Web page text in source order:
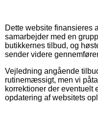
Dette website finansieres
samarbejder med en
butikkernes tilbud, og
sender videre
Vejledning angående
rutinemæssigt, men vi
korrektioner der
opdatering af websitets